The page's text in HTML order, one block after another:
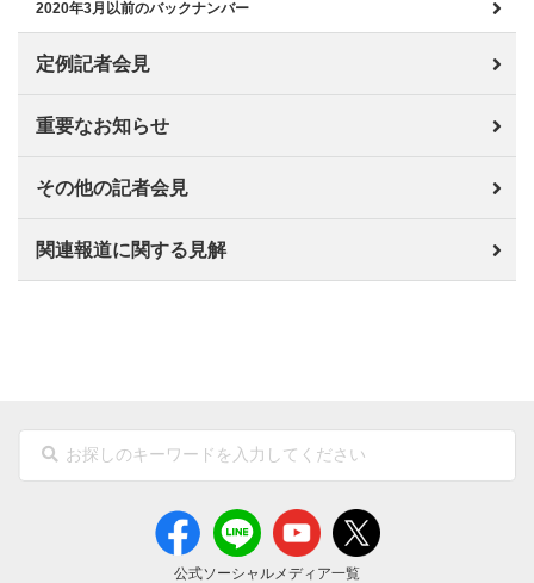
2020年3月以前のバックナンバー
定例記者会見
重要なお知らせ
その他の記者会見
関連報道に関する見解
公式ソーシャルメディア一覧